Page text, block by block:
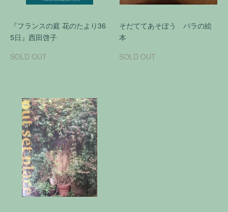
『フランスの庭 花のたより36
5日』西田啓子
SOLD OUT
そだててあそぼう バラの絵
本
SOLD OUT